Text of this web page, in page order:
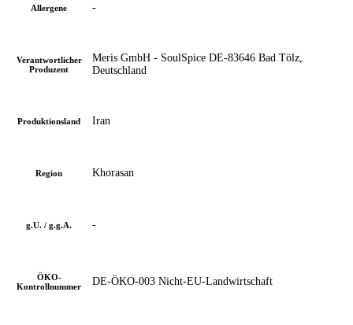
Allergene -
Verantwortlicher
Produzent
Meris GmbH - SoulSpice DE-83646 Bad Tölz,
Deutschland
Produktionsland Iran
Region Khorasan
g.U. / g.g.A. -
ÖKO-
Kontrollnummer
DE-ÖKO-003 Nicht-EU-Landwirtschaft